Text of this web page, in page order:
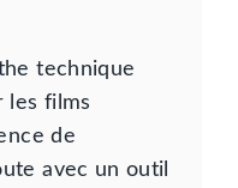
technique
les films
de
avec un outil